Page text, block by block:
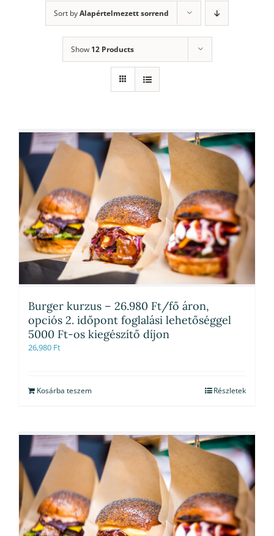
Sort byAlapértelmezett sorrend
Show 12 Products
Burger kurzus – 26.980 Ft/fő áron,
opciós 2. időpont foglalási lehetőséggel
5000 Ft-os kiegészítő díjon
26,980 Ft
Kosárba teszem Részletek